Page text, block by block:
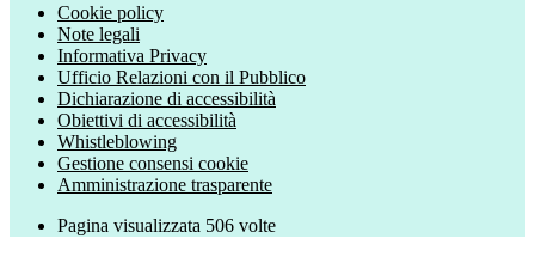
Cookie policy
Note legali
Informativa Privacy
Ufficio Relazioni con il Pubblico
Dichiarazione di accessibilità
Obiettivi di accessibilità
Whistleblowing
Gestione consensi cookie
Amministrazione trasparente
Pagina visualizzata 506 volte